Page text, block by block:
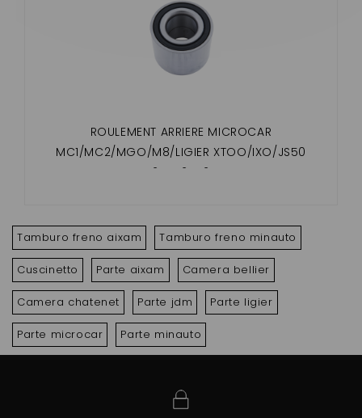
ROULEMENT ARRIERE MICROCAR
MC1/MC2/MGO/M8/LIGIER XTOO/IXO/JS50
25X52X42
Tamburo freno aixam Tamburo freno minauto
Cuscinetto Parte aixam Camera bellier
Camera chatenet Parte jdm Parte ligier
Parte microcar Parte minauto